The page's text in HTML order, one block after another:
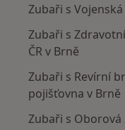
Zubaři s
Zubaři s
ČR v Brně
Zubaři s Revírní
pojišťovna v Brně
Zubaři s